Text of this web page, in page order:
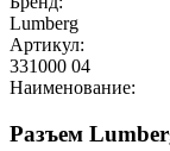
Lumberg
Артикул:
331000 04
Наименование:
Разъем